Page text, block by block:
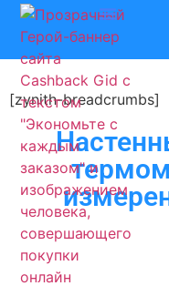
[zynith-breadcrumbs]